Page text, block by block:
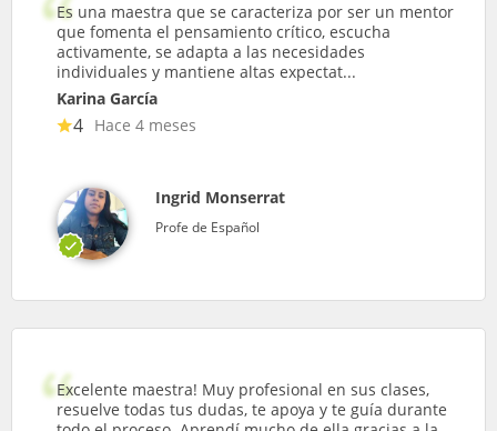
Es una maestra que se caracteriza por ser un mentor
que fomenta el pensamiento crítico, escucha
activamente, se adapta a las necesidades
individuales y mantiene altas expectat...
Karina García
4 Hace 4 meses
Ingrid Monserrat
Profe de Español
Excelente maestra! Muy profesional en sus clases,
resuelve todas tus dudas, te apoya y te guía durante